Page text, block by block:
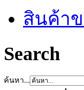
สินค้าข
Search
ค้นหา...